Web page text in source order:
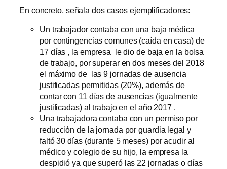
En concreto, señala dos casos ejemplificadores:
Un trabajador contaba con una baja médica
por contingencias comunes (caída en casa) de
17 días , la empresa le dio de baja en la bolsa
de trabajo, por superar en dos meses del 2018
el máximo de las 9 jornadas de ausencia
justificadas permitidas (20%), además de
contar con 11 días de ausencias (igualmente
justificadas) al trabajo en el año 2017 .
Una trabajadora contaba con un permiso por
reducción de la jornada por guardia legal y
faltó 30 días (durante 5 meses) por acudir al
médico y colegio de su hijo, la empresa la
despidió ya que superó las 22 jornadas o días